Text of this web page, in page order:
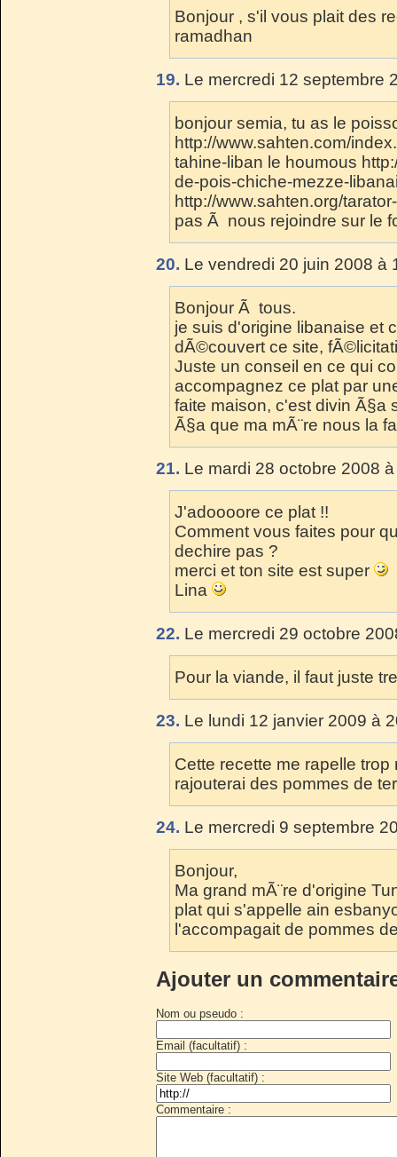
Bonjour , s'il vous plait des
ramadhan
19. Le mercredi 12 septembre
bonjour semia, tu as le
http://www.sahten.com/
tahine-liban le houmous
de-pois-chiche-mezze-
http://www.sahten.org/
pas Ã nous rejoindre sur le
20. Le vendredi 20 juin 2008 à
Bonjour Ã tous.
je suis d'origine libanaise et
dÃ©couvert ce site,
Juste un conseil en ce qui
accompagnez ce plat par
faite maison, c'est divin Ã§a
Ã§a que ma mÃ¨re nous la
21. Le mardi 28 octobre 2008
J'adoooore ce plat !!
Comment vous faites pour
dechire pas ?
merci et ton site est super
Lina
22. Le mercredi 29 octobre
Pour la viande, il faut juste
23. Le lundi 12 janvier 2009 à
Cette recette me rapelle
rajouterai des pommes de
24. Le mercredi 9 septembre
Bonjour,
Ma grand mÃ¨re d'origine
plat qui s'appelle ain
l'accompagait de pommes
Ajouter un
Nom ou pseudo :
Email (facultatif) :
Site Web (facultatif) :
Commentaire :